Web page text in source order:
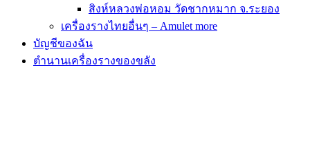
สิงห์หลวงพ่อหอม วัดชากหมาก จ.ระยอง
เครื่องรางไทยอื่นๆ – Amulet more
บัญชีของฉัน
ตำนานเครื่องรางของขลัง